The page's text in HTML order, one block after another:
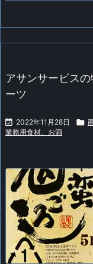
アサンサービス
ーツ
 2022年11月28日 
業務用食材、お酒